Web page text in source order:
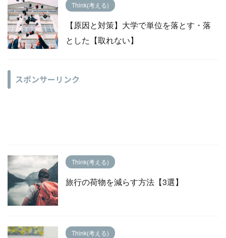
Think(考える)
【原因と対策】大学で単位を落とす・落
とした【取れない】
スポンサーリンク
Think(考える)
旅行の荷物を減らす方法【3選】
Think(考える)